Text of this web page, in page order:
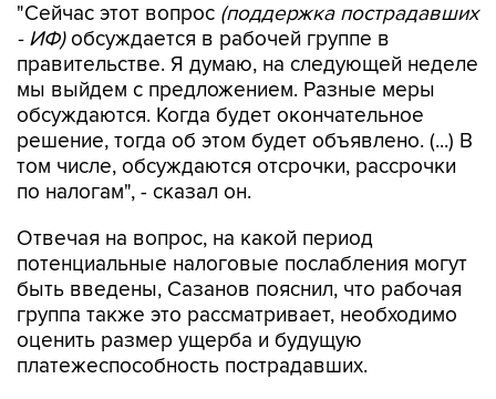
"Сейчас этот вопрос (поддержка пострадавших
- ИФ)обсуждается в рабочей группе в
правительстве. Я думаю, на следующей неделе
мы выйдем с предложением. Разные меры
обсуждаются. Когда будет окончательное
решение, тогда об этом будет объявлено. (...) В
том числе, обсуждаются отсрочки, рассрочки
по налогам", - сказал он.
Отвечая на вопрос, на какой период
потенциальные налоговые послабления могут
быть введены, Сазанов пояснил, что рабочая
группа также это рассматривает, необходимо
оценить размер ущерба и будущую
платежеспособность пострадавших.